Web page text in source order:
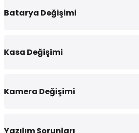
Batarya Değişimi
Kasa Değişimi
Kamera Değişimi